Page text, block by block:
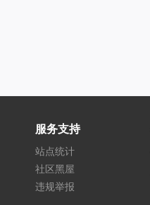
服务支持
站点统计
社区黑屋
违规举报